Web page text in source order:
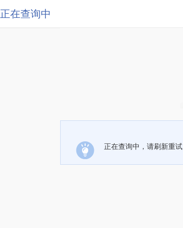
正在查询中
正在查询中，请刷新重试